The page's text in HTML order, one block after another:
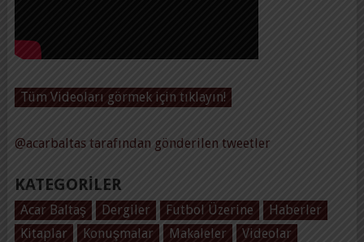
Tüm Videoları görmek için tıklayın!
@acarbaltas tarafından gönderilen tweetler
KATEGORILER
Acar Baltaş Dergiler Futbol Üzerine
Haberler
Kitaplar
Konuşmalar Makaleler
Videolar